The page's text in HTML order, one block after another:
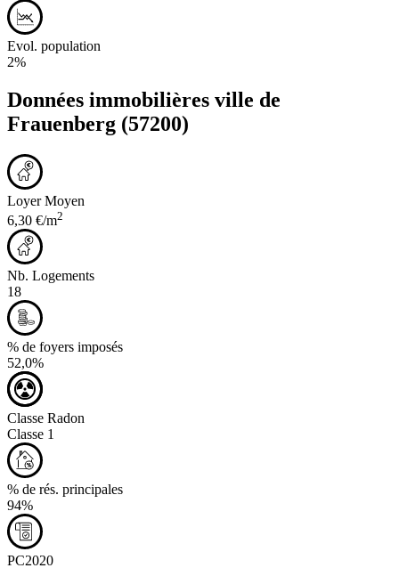
Evol. population
2%
Données immobilières ville de
Frauenberg (57200)
Loyer Moyen
6,30 €/m2
Nb. Logements
18
% de foyers imposés
52,0%
Classe Radon
Classe 1
% de rés. principales
94%
PC2020